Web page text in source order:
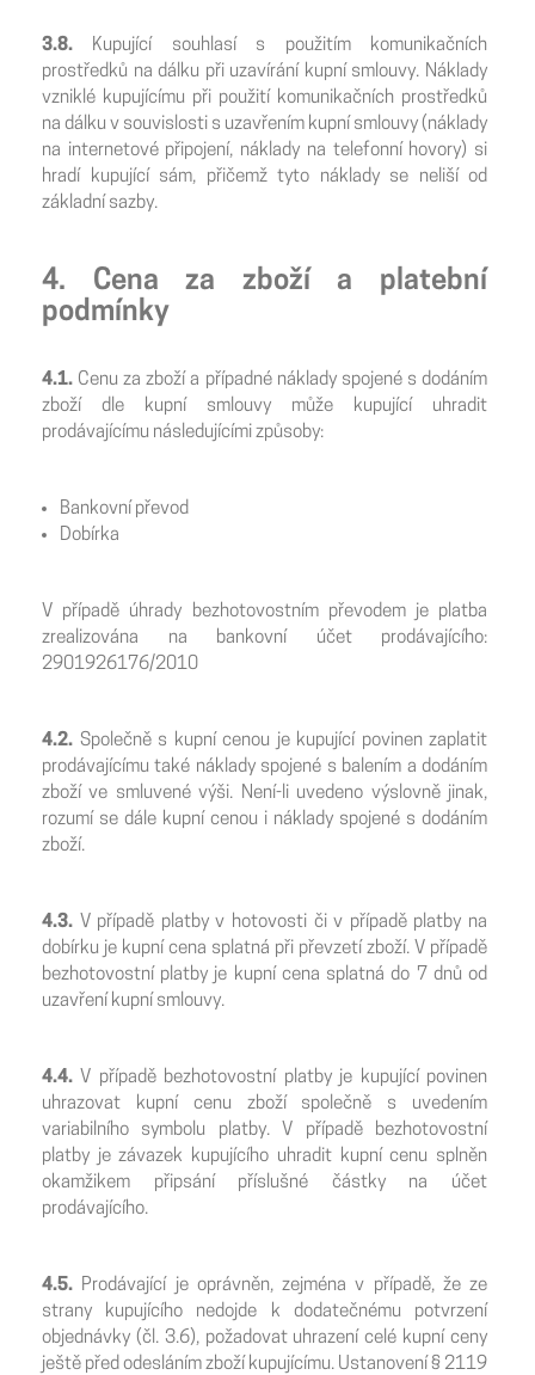
3.8. Kupující souhlasí s použitím komunikačních
prostředků na dálku při uzavírání kupní smlouvy. Náklady
vzniklé kupujícímu při použití komunikačních prostředků
na dálku v souvislosti s uzavřením kupní smlouvy (náklady
na internetové připojení, náklady na telefonní hovory) si
hradí kupující sám, přičemž tyto náklady se neliší od
základní sazby.
4. Cena za zboží a platební
podmínky
4.1. Cenu za zboží a případné náklady spojené s dodáním
zboží dle kupní smlouvy může kupující uhradit
prodávajícímu následujícími způsoby:
Bankovní převod
Dobírka
V případě úhrady bezhotovostním převodem je platba
zrealizována na bankovní účet prodávajícího:
2901926176/2010
4.2. Společně s kupní cenou je kupující povinen zaplatit
prodávajícímu také náklady spojené s balením a dodáním
zboží ve smluvené výši. Není-li uvedeno výslovně jinak,
rozumí se dále kupní cenou i náklady spojené s dodáním
zboží.
4.3. V případě platby v hotovosti či v případě platby na
dobírku je kupní cena splatná při převzetí zboží. V případě
bezhotovostní platby je kupní cena splatná do 7 dnů od
uzavření kupní smlouvy.
4.4. V případě bezhotovostní platby je kupující povinen
uhrazovat kupní cenu zboží společně s uvedením
variabilního symbolu platby. V případě bezhotovostní
platby je závazek kupujícího uhradit kupní cenu splněn
okamžikem připsání příslušné částky na účet
prodávajícího.
4.5. Prodávající je oprávněn, zejména v případě, že ze
strany kupujícího nedojde k dodatečnému potvrzení
objednávky (čl. 3.6), požadovat uhrazení celé kupní ceny
ještě před odesláním zboží kupujícímu. Ustanovení § 2119